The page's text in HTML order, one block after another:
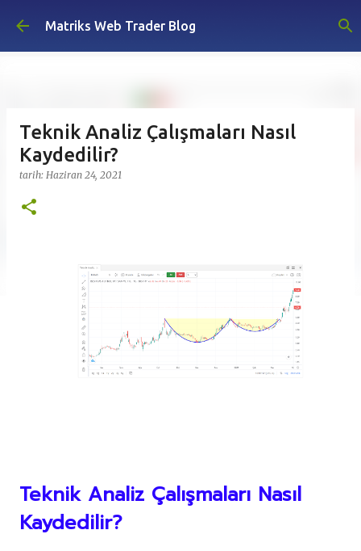
Ana içeriğe atla
Matriks Web Trader Blog
Teknik Analiz Çalışmaları Nasıl
Kaydedilir?
tarih: Haziran 24, 2021
Teknik Analiz Çalışmaları Nasıl
Kaydedilir?